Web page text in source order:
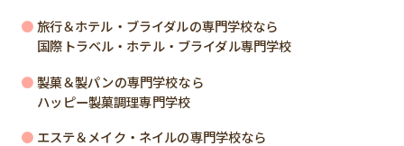
旅行＆ホテル・ブライダルの専門学校なら
国際トラベル・ホテル・ブライダル専門学校
製菓＆製パンの専門学校なら
ハッピー製菓調理専門学校
エステ＆メイク・ネイルの専門学校なら